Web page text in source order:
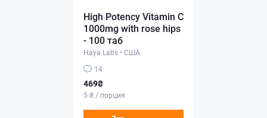
High Potency Vitamin C
1000mg with rose hips
- 100 таб
Haya Labs • США
14
469₴
5 ₴ / порция